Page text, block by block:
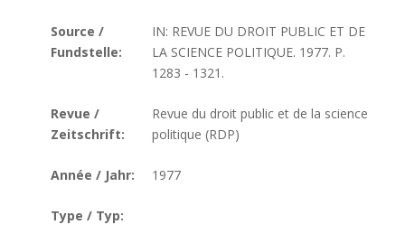
Source /
Fundstelle:
IN: REVUE DU DROIT PUBLIC ET DE
LA SCIENCE POLITIQUE. 1977. P.
1283 - 1321.
Revue /
Zeitschrift:
Revue du droit public et de la science
politique (RDP)
Année / Jahr: 1977
Type / Typ: